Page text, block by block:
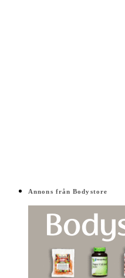
Annons från Bodystore